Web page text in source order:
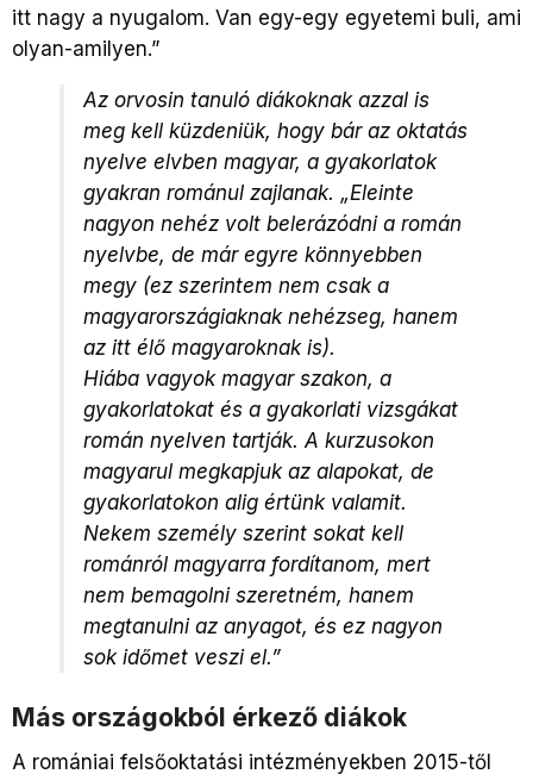
itt nagy a nyugalom. Van egy-egy egyetemi buli, ami
olyan-amilyen.”
Az orvosin tanuló diákoknak azzal is
meg kell küzdeniük, hogy bár az oktatás
nyelve elvben magyar, a gyakorlatok
gyakran románul zajlanak. „Eleinte
nagyon nehéz volt belerázódni a román
nyelvbe, de már egyre könnyebben
megy (ez szerintem nem csak a
magyarországiaknak nehézseg, hanem
az itt élő magyaroknak is).
Hiába vagyok magyar szakon, a
gyakorlatokat és a gyakorlati vizsgákat
román nyelven tartják. A kurzusokon
magyarul megkapjuk az alapokat, de
gyakorlatokon alig értünk valamit.
Nekem személy szerint sokat kell
románról magyarra fordítanom, mert
nem bemagolni szeretném, hanem
megtanulni az anyagot, és ez nagyon
sok időmet veszi el.”
Más országokból érkező diákok
A romániai felsőoktatási intézményekben 2015-től